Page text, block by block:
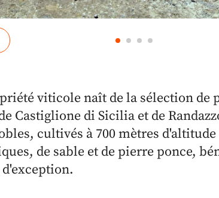
viticole naît de la sélection de
Castiglione di Sicilia et de
cultivés à 700 mètres
de sable et de pierre ponce,